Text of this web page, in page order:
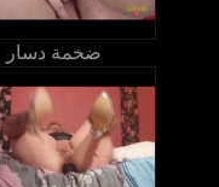
ضخمة دسار